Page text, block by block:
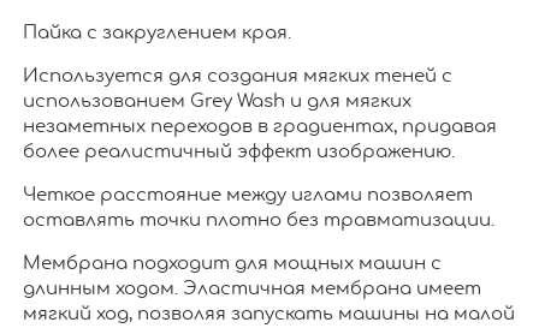
Пайка с закруглением края.
Используется для создания мягких теней с
использованием Grey Wash и для мягких
незаметных переходов в градиентах, придавая
более реалистичный эффект изображению.
Четкое расстояние между иглами позволяет
оставлять точки плотно без травматизации.
Мембрана подходит для мощных машин с
длинным ходом. Эластичная мембрана имеет
мягкий ход, позволяя запускать машины на малой